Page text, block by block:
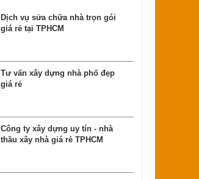
Dịch vụ sửa chữa nhà trọn gói
giá rẻ tại TPHCM
Tư vấn xây dựng nhà phố đẹp
giá rẻ
Công ty xây dựng uy tín - nhà
thầu xây nhà giá rẻ TPHCM